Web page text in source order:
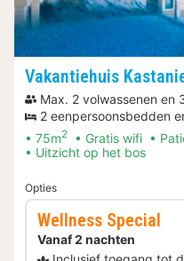
Vakantiehuis
Max. 2 volwassenen en
2 eenpersoonsbedden
75m2 Gratis wifi
Uitzicht op het bos
Opties
Wellness Special
Vanaf 2 nachten